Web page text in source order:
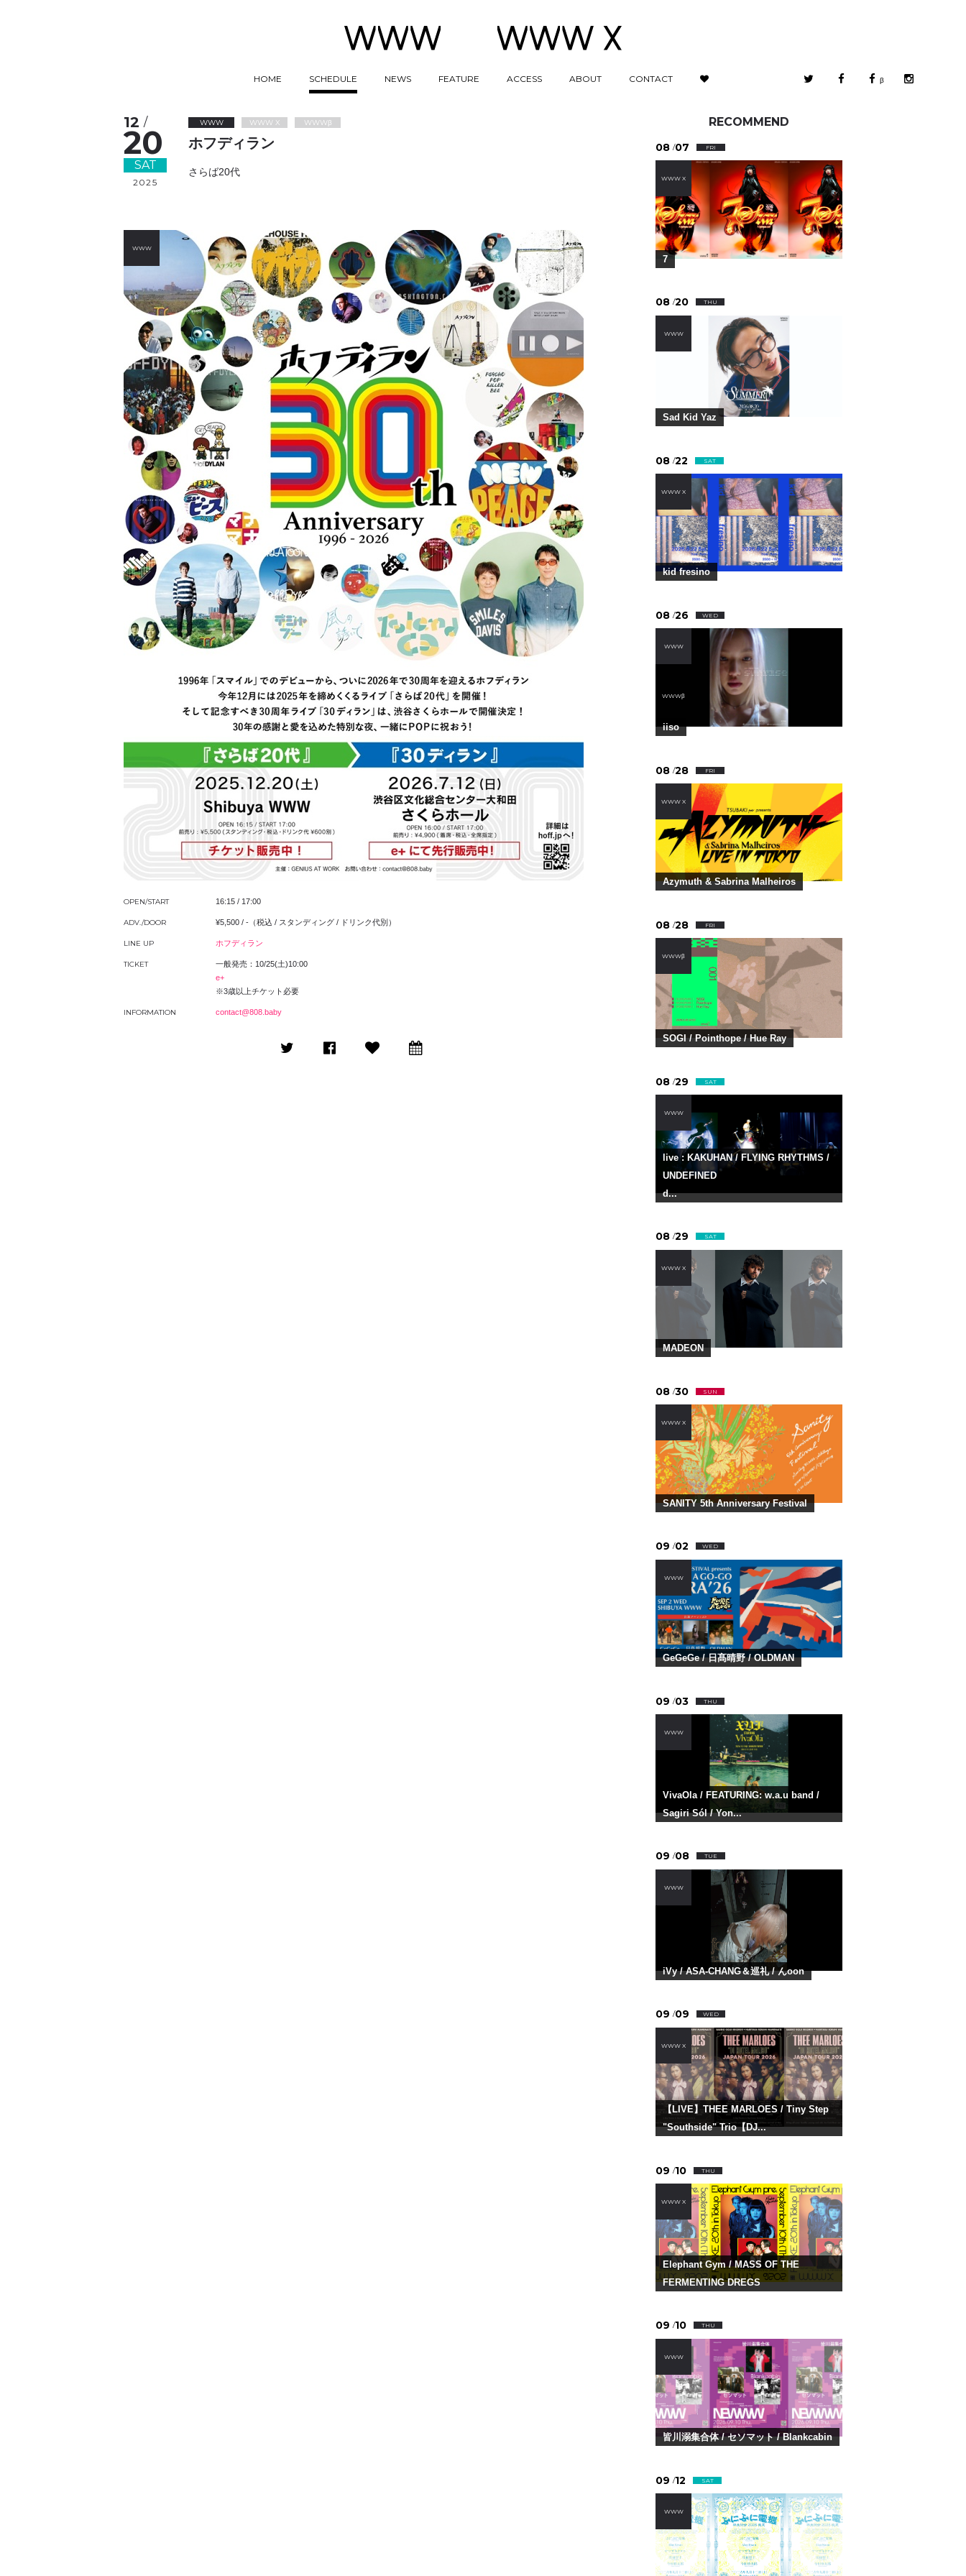
HOME SCHEDULE NEWS FEATURE ACCESS ABOUT CONTACT β
12/
20
SAT
2025
WWW WWW X WWWβ
ホフディラン
さらば20代
WWW
OPEN/START 16:15 / 17:00
ADV./DOOR ¥5,500 / -（税込 / スタンディング / ドリンク代別）
LINE UP ホフディラン
TICKET 一般発売： 10/25(土)10:00
e+
※3歳以上チケット必要
INFORMATION contact@808.baby
RECOMMEND
08 /07 FRI
WWW X
7
08 /20 THU
WWW
Sad Kid Yaz
08 /22 SAT
WWW X
kid fresino
08 /26 WED
WWW
WWWβ
iiso
08 /28 FRI
WWW X
Azymuth & Sabrina Malheiros
08 /28 FRI
WWWβ
SOGI / Pointhope / Hue Ray
08 /29 SAT
WWW
live : KAKUHAN / FLYING RHYTHMS /
UNDEFINED
d...
08 /29 SAT
WWW X
MADEON
08 /30 SUN
WWW X
SANITY 5th Anniversary Festival
09 /02 WED
WWW
GeGeGe / 日髙晴野 / OLDMAN
09 /03 THU
WWW
VivaOla / FEATURING: w.a.u band /
Sagiri Sól / Yon...
09 /08 TUE
WWW
iVy / ASA-CHANG＆巡礼 / んoon
09 /09 WED
WWW X
【LIVE】THEE MARLOES / Tiny Step
"Southside" Trio【DJ...
09 /10 THU
WWW X
Elephant Gym / MASS OF THE
FERMENTING DREGS
09 /10 THU
WWW
皆川溺集合体 / セソマット / Blankcabin
09 /12 SAT
WWW